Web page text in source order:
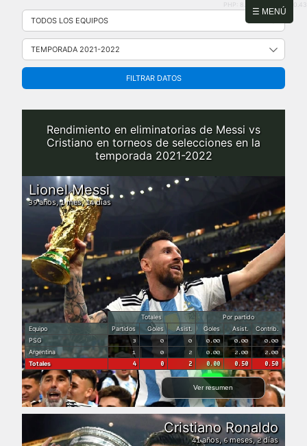
☰ MENÚ
Saltar
contenido
PHP: 8.2.31 | MySQL: 8.0.43
FILTRAR DATOS
Rendimiento en eliminatorias de Messi vs
Cristiano en torneos de selecciones en la
temporada 2021-2022
Totales
Por partido
Equipo
Partidos Goles Asist. Goles Asist.
Contrib.
PSG
3 0 0 0.00 0.00 0.00
Argentina 1 0 2 0.00 2.00 2.00
Totales 4 0 2 0.00 0.50 0.50
Ver resumen
Lionel Messi
39años,1mes,14días
Cristiano Ronaldo
41años,6meses,2días